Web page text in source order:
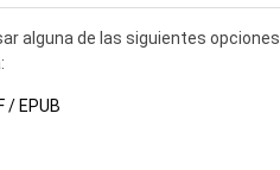
alguna de las siguientes opciones
/ EPUB